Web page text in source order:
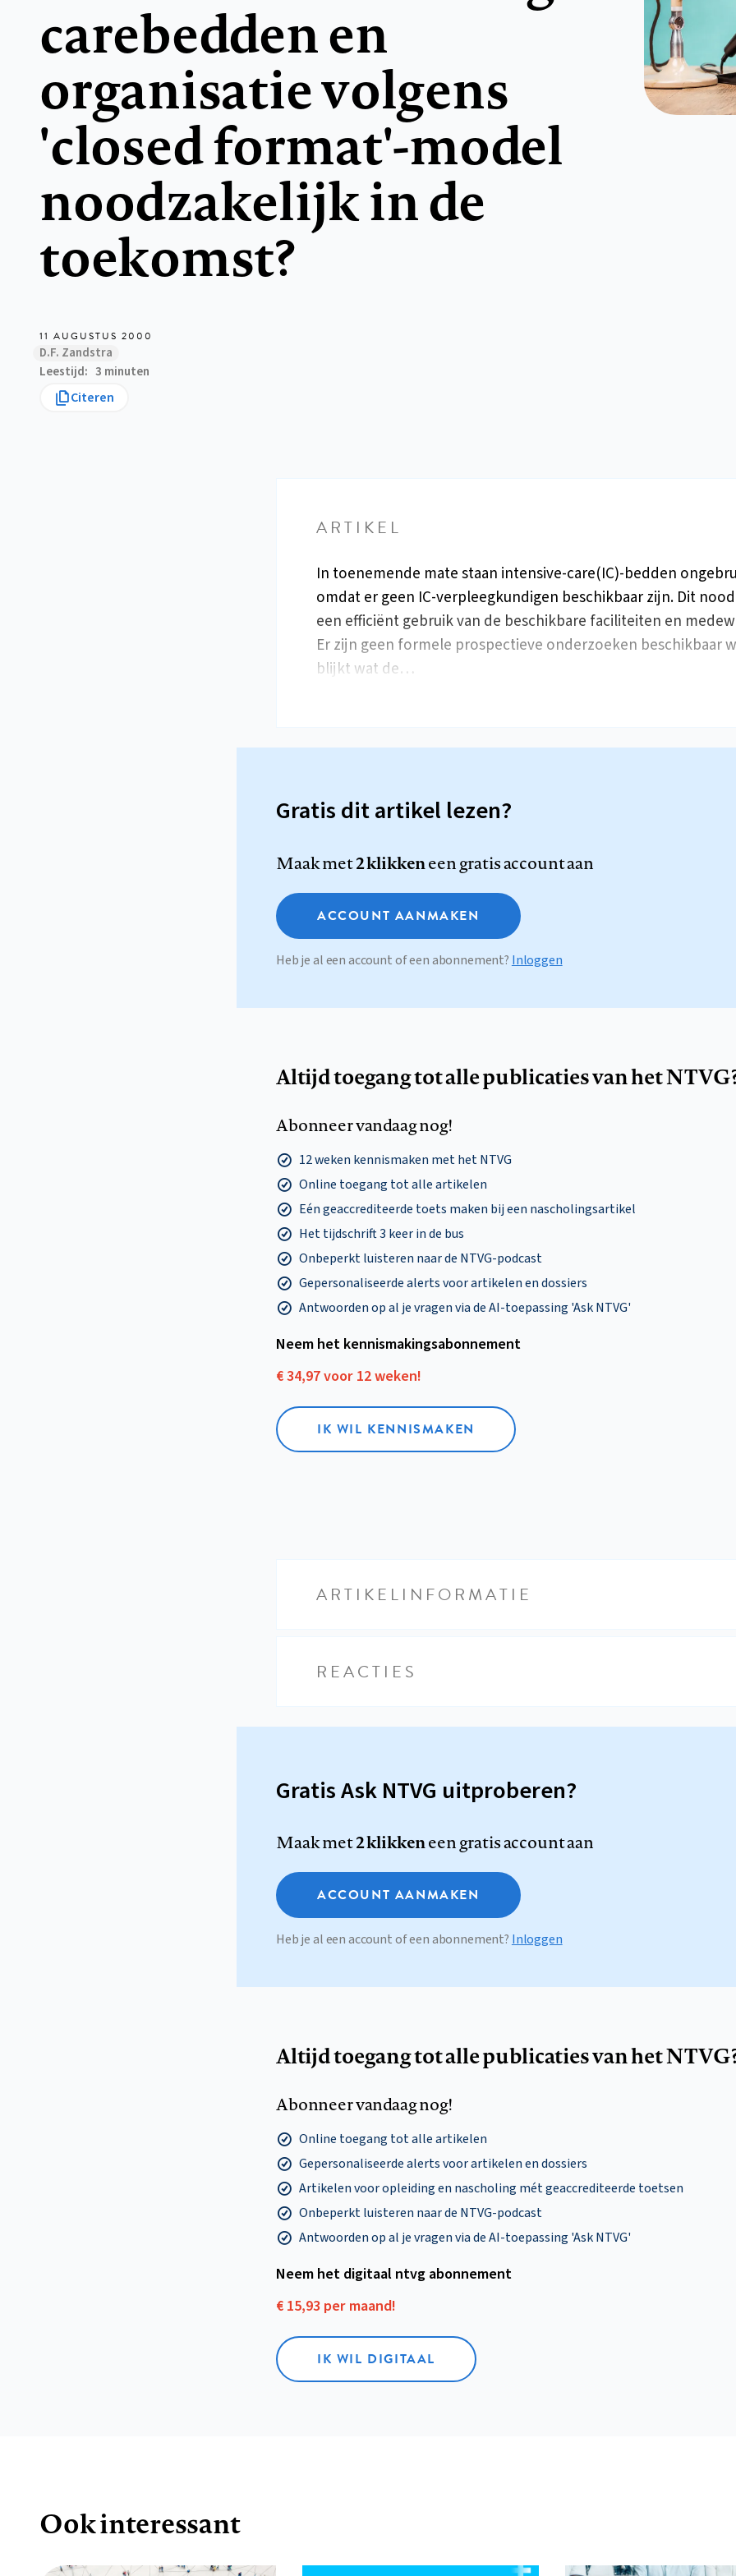
carebedden en
organisatie volgens
'closed format'-model
noodzakelijk in de
toekomst?
11 AUGUSTUS 2000
D.F. Zandstra
Leestijd
3 minuten
Citeren
ARTIKEL
In toenemende mate staan intensive-care(IC)-bedden
omdat er geen IC-verpleegkundigen beschikbaar zijn. Dit
een efficiënt gebruik van de beschikbare faciliteiten en
Er zijn geen formele prospectieve onderzoeken beschikbaar
blijkt wat de…
Gratis dit artikel lezen?
Maak met2 klikkeneen gratis account aan
ACCOUNT AANMAKEN
Heb je al een account of een abonnement? Inloggen
Altijd toegang tot alle publicaties van het
Abonneer vandaag nog!
12 weken kennismaken met het NTVG
Online toegang tot alle artikelen
Eén geaccrediteerde toets maken bij een nascholingsartikel
Het tijdschrift 3 keer in de bus
Onbeperkt luisteren naar de NTVG-podcast
Gepersonaliseerde alerts voor artikelen en dossiers
Antwoorden op al je vragen via de AI-toepassing 'Ask NTVG'
Neem het kennismakings­abonnement
€ 34,97 voor 12 weken!
IK WIL KENNISMAKEN
ARTIKELINFORMATIE
REACTIES
Gratis Ask NTVG uitproberen?
Maak met2 klikkeneen gratis account aan
ACCOUNT AANMAKEN
Heb je al een account of een abonnement? Inloggen
Altijd toegang tot alle publicaties van het
Abonneer vandaag nog!
Online toegang tot alle artikelen
Gepersonaliseerde alerts voor artikelen en dossiers
Artikelen voor opleiding en nascholing mét geaccrediteerde toetsen
Onbeperkt luisteren naar de NTVG-podcast
Antwoorden op al je vragen via de AI-toepassing 'Ask NTVG'
Neem het digitaal ntvg abonnement
€ 15,93 per maand!
IK WIL DIGITAAL
Ook interessant